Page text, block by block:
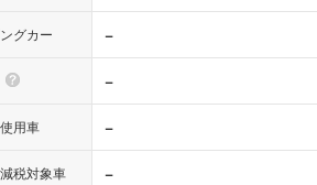
グカー −
−
用車 −
税対象車 −